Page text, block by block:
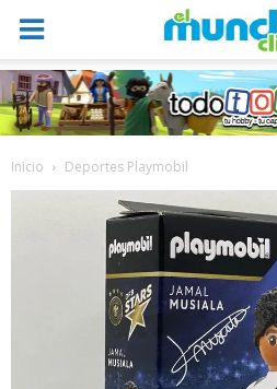
Inicio Deportes Playmobil